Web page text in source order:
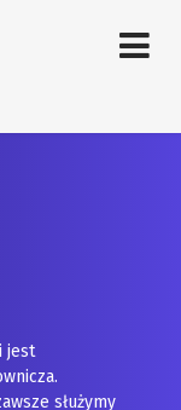
jest
służymy